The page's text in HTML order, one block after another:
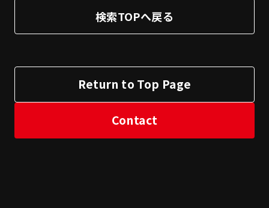
検索TOPへ戻る
Return to Top Page
Contact